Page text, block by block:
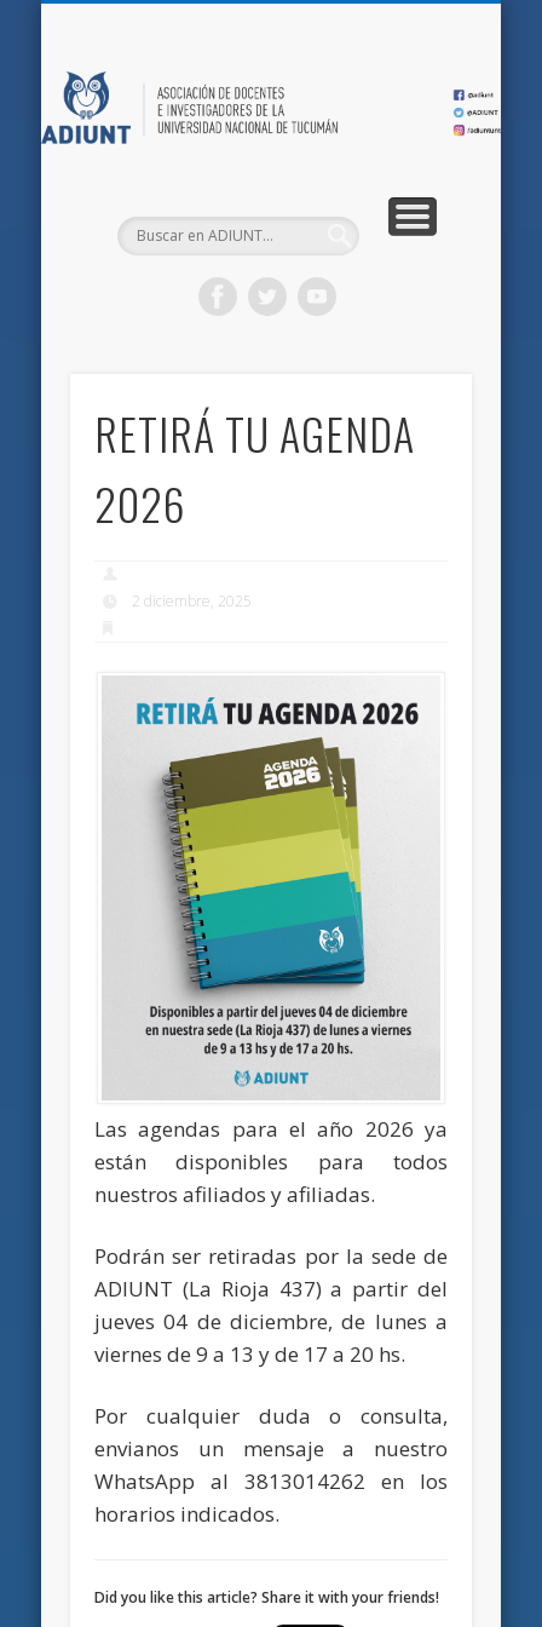
RETIRÁ TU AGENDA
2026
2 diciembre, 2025
Las agendas para el año 2026 ya
están disponibles para todos
nuestros afiliados y afiliadas.
Podrán ser retiradas por la sede de
ADIUNT (La Rioja 437) a partir del
jueves 04 de diciembre, de lunes a
viernes de 9 a 13 y de 17 a 20 hs.
Por cualquier duda o consulta,
envianos un mensaje a nuestro
WhatsApp al 3813014262 en los
horarios indicados.
Did you like this article? Share it with your friends!